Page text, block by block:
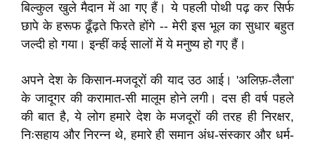
बिल्कुल खुले मैदान में आ गए हैं। ये पहली पोथी पढ़ कर सिर्फ
छापे के हरूफ ढूँढ़ते फिरते होंगे -- मेरी इस भूल का सुधार बहुत
जल्दी हो गया। इन्हीं कई सालों में ये मनुष्य हो गए हैं।
अपने देश के किसान-मजदूरों की याद उठ आई। 'अलिफ़-लैला'
के जादूगर की करामात-सी मालूम होने लगी। दस ही वर्ष पहले
की बात है, ये लोग हमारे देश के मजदूरों की तरह ही निरक्षर,
निःसहाय और निरन्न थे, हमारे ही समान अंध-संस्कार और धर्म-